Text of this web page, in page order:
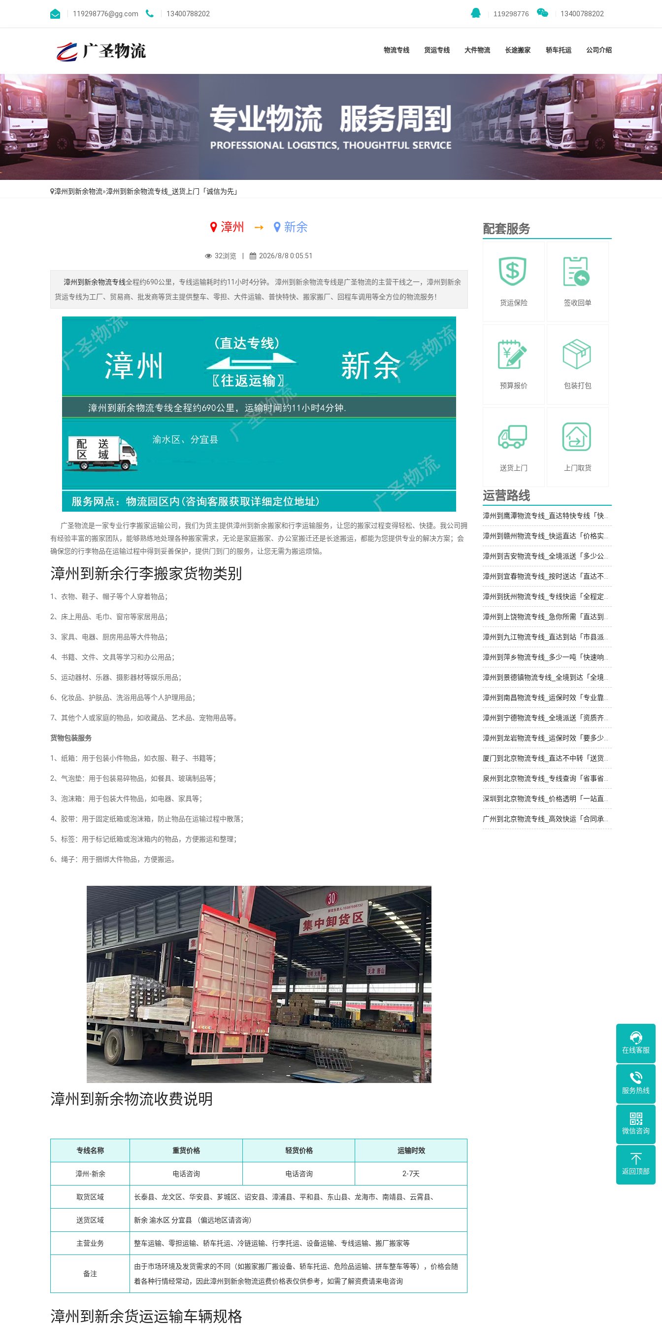
119298776@gg.com 13400788202 119298776 13400788202
物流专线 货运专线 大件物流 长途搬家 轿车托运 公司介绍
漳州到新余物流»漳州到新余物流专线_送货上门「诚信为先」
漳州 ➙ 新余
32浏览 | 2026/8/8 0:05:51
漳州到新余物流专线全程约690公里，专线运输耗时约11小时4分钟。 漳州到新余物流专线是广圣物流的主营干线之一，漳州到新余
货运专线为工厂、贸易商、批发商等货主提供整车、零担、大件运输、普快特快、搬家搬厂、回程车调用等全方位的物流服务！
广圣物流是一家专业行李搬家运输公司，我们为货主提供漳州到新余搬家和行李运输服务，让您的搬家过程变得轻松、快捷。我公司拥
有经验丰富的搬家团队，能够熟练地处理各种搬家需求，无论是家庭搬家、办公室搬迁还是长途搬运，都能为您提供专业的解决方案；会
确保您的行李物品在运输过程中得到妥善保护，提供门到门的服务，让您无需为搬运烦恼。
漳州到新余行李搬家货物类别
1、衣物、鞋子、帽子等个人穿着物品；
2、床上用品、毛巾、窗帘等家居用品；
3、家具、电器、厨房用品等大件物品；
4、书籍、文件、文具等学习和办公用品；
5、运动器材、乐器、摄影器材等娱乐用品；
6、化妆品、护肤品、洗浴用品等个人护理用品；
7、其他个人或家庭的物品，如收藏品、艺术品、宠物用品等。
货物包装服务
1、纸箱：用于包装小件物品，如衣服、鞋子、书籍等；
2、气泡垫：用于包装易碎物品，如餐具、玻璃制品等；
3、泡沫箱：用于包装大件物品，如电器、家具等；
4、胶带：用于固定纸箱或泡沫箱，防止物品在运输过程中散落；
5、标签：用于标记纸箱或泡沫箱内的物品，方便搬运和整理；
6、绳子：用于捆绑大件物品，方便搬运。
漳州到新余物流收费说明
专线名称 重货价格 轻货价格 运输时效
漳州-新余 电话咨询 电话咨询 2-7天
取货区域 长泰县、龙文区、华安县、芗城区、诏安县、漳浦县、平和县、东山县、龙海市、南靖县、云霄县、
送货区域 新余渝水区 分宜县 （偏远地区请咨询）
主营业务 整车运输、零担运输、轿车托运、冷链运输、行李托运、设备运输、专线运输、搬厂搬家等
备注
由于市场环境及发货需求的不同（如搬家搬厂搬设备、轿车托运、危险品运输、拼车整车等等），价格会随
着各种行情经常动，因此漳州到新余物流运费价格表仅供参考，如需了解资费请来电咨询
漳州到新余货运运输车辆规格
配套服务
货运保险 签收回单
预算报价 包装打包
送货上门 上门取货
运营路线
漳州到鹰潭物流专线_直达特快专线「快速响应」
漳州到赣州物流专线_快运直达「价格实惠」
漳州到吉安物流专线_全境派送「多少公里」
漳州到宜春物流专线_按时送达「直达不中转」
漳州到抚州物流专线_专线快运「全程定位」
漳州到上饶物流专线_急你所需「直达到站」
漳州到九江物流专线_直达到站「市县派送」
漳州到萍乡物流专线_多少一吨「快速响应」
漳州到景德镇物流专线_全境到达「全境派送」
漳州到南昌物流专线_运保时效「专业靠谱」
漳州到宁德物流专线_全境派送「资质齐全」
漳州到龙岩物流专线_运保时效「要多少钱」
厦门到北京物流专线_直达不中转「送货到门」
泉州到北京物流专线_专线查询「省事省心」
深圳到北京物流专线_价格透明「一站直达」
广州到北京物流专线_高效快运「合同承运」
在线客服
服务热线
微信咨询
返回顶部